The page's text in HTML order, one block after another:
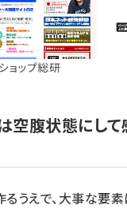
ョップ総研
空腹状態にし
うえで、大事な要